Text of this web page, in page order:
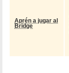
Aprén a jugar al
Bridge